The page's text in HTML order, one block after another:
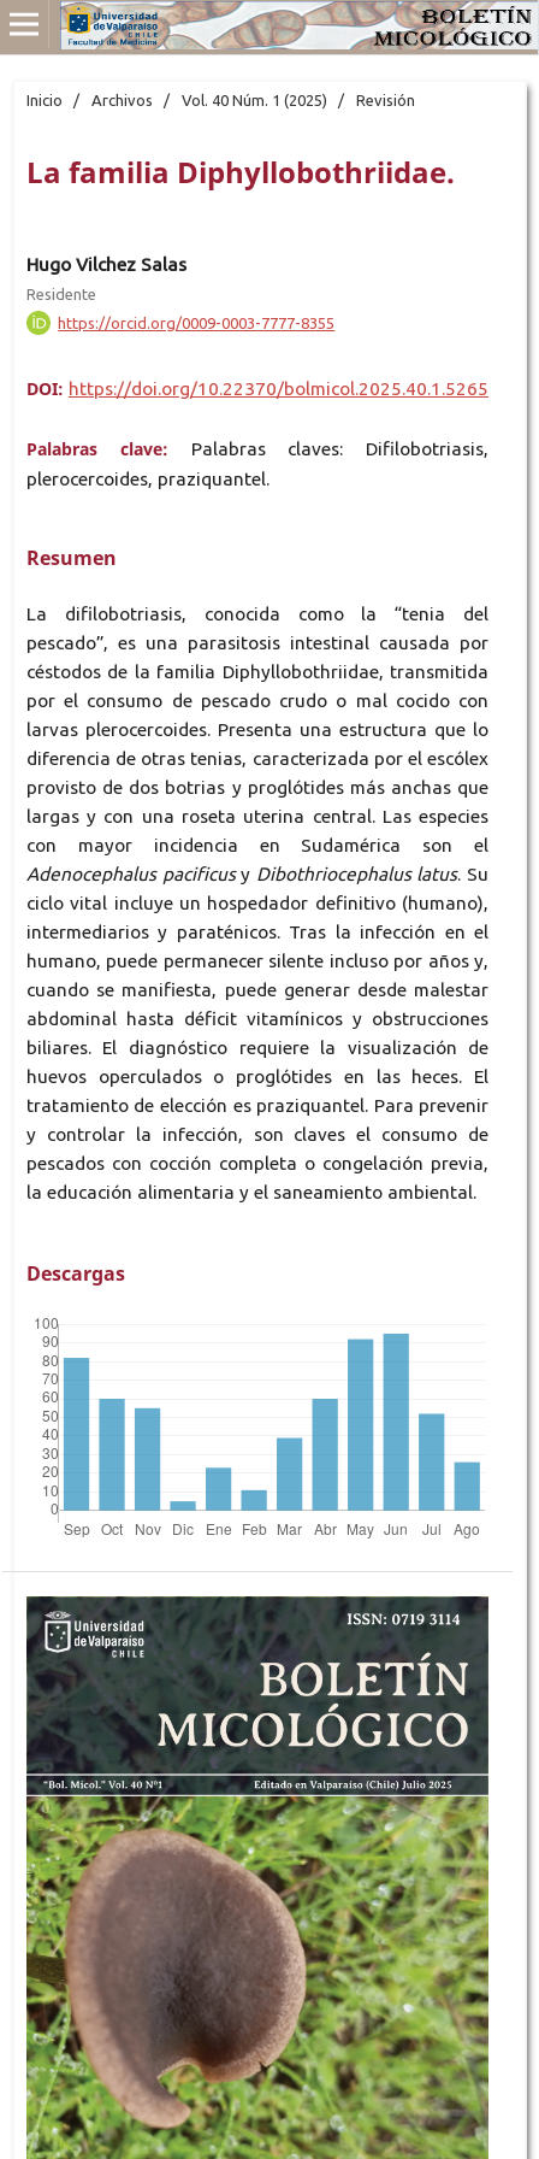
Inicio / Archivos / Vol. 40 Núm. 1 (2025) / Revisión
La familia Diphyllobothriidae.
Hugo Vilchez Salas
Residente
https://orcid.org/0009-0003-7777-8355
DOI: https://doi.org/10.22370/bolmicol.2025.40.1.5265
Palabras clave:
Palabras claves: Difilobotriasis,
plerocercoides, praziquantel.
Resumen
La difilobotriasis, conocida como la “tenia del
pescado”, es una parasitosis intestinal causada por
céstodos de la familia Diphyllobothriidae, transmitida
por el consumo de pescado crudo o mal cocido con
larvas plerocercoides. Presenta una estructura que lo
diferencia de otras tenias, caracterizada por el escólex
provisto de dos botrias y proglótides más anchas que
largas y con una roseta uterina central. Las especies
con mayor incidencia en Sudamérica son el
Adenocephalus pacificusy Dibothriocephalus latus. Su
ciclo vital incluye un hospedador definitivo (humano),
intermediarios y paraténicos. Tras la infección en el
humano, puede permanecer silente incluso por años y,
cuando se manifiesta, puede generar desde malestar
abdominal hasta déficit vitamínicos y obstrucciones
biliares. El diagnóstico requiere la visualización de
huevos operculados o proglótides en las heces. El
tratamiento de elección es praziquantel. Para prevenir
y controlar la infección, son claves el consumo de
pescados con cocción completa o congelación previa,
la educación alimentaria y el saneamiento ambiental.
Descargas